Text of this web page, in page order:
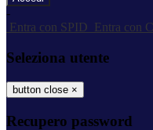
-
Entra con SPID
Entra con
Seleziona utente
button close ×
Recupero password